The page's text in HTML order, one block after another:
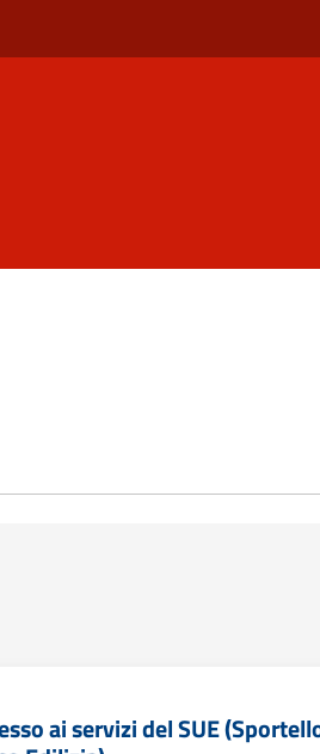
ai servizi del SUE